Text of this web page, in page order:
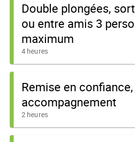
Double plongées,
ou entre amis 3
maximum
4 heures
Remise en confiance,
accompagnement
2 heures